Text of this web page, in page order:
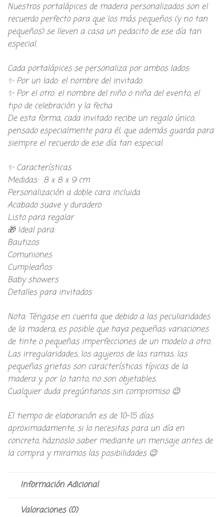
Nuestros portalápices de madera personalizados son el
recuerdo perfecto para que los más pequeños (y no tan
pequeños) se lleven a casa un pedacito de ese día tan
especial.
Cada portalápices se personaliza por ambos lados:
✨ Por un lado: el nombre del invitado
✨ Por el otro: el nombre del niño o niña del evento, el
tipo de celebración y la fecha
De esta forma, cada invitado recibe un regalo único,
pensado especialmente para él, que además guarda para
siempre el recuerdo de ese día tan especial.
✨ Características
Medidas: 8 x 8 x 9 cm
Personalización a doble cara incluida
Acabado suave y duradero
Listo para regalar
🎁 Ideal para:
Bautizos
Comuniones
Cumpleaños
Baby showers
Detalles para invitados
Nota: Téngase en cuenta que debido a las peculiaridades
de la madera, es posible que haya pequeñas variaciones
de tinte o pequeñas imperfecciones de un modelo a otro.
Las irregularidades, los agujeros de las ramas, las
pequeñas grietas son características típicas de la
madera y, por lo tanto, no son objetables.
Cualquier duda pregúntanos sin compromiso 😉
El tiempo de elaboración es de 10-15 días
aproximadamente, si lo necesitas para un día en
concreto, háznoslo saber mediante un mensaje antes de
la compra y miramos las posibilidades 😉
Información Adicional
Valoraciones (0)